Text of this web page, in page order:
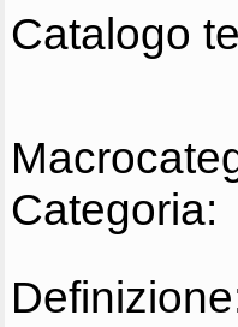
Catalogo
Categoria: